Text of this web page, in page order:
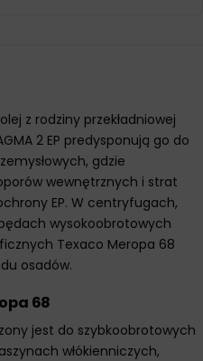
z rodziny przekładniowej
2 EP predysponują go do
gdzie
wewnętrznych i strat
EP. W centryfugach,
wysokoobrotowych
Texaco Meropa 68
osadów.
68
jest do szybkoobrotowych
włókienniczych,